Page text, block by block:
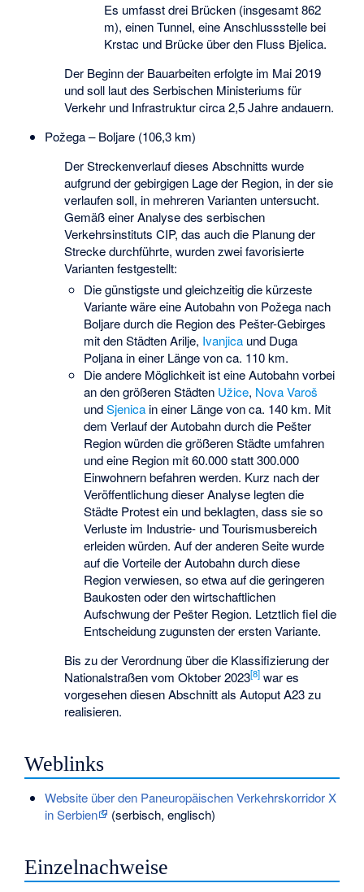
Es umfasst drei Brücken (insgesamt 862
m), einen Tunnel, eine Anschlussstelle bei
Krstacund Brücke über den Fluss Bjelica.
Der Beginn der Bauarbeiten erfolgte im Mai 2019
und soll laut des Serbischen Ministeriums für
Verkehr und Infrastruktur circa 2,5 Jahre andauern.
Požega –Boljare(106,3 km)
Der Streckenverlauf dieses Abschnitts wurde
aufgrund der gebirgigen Lage der Region, in der sie
verlaufen soll, in mehreren Varianten untersucht.
Gemäß einer Analyse des serbischen
Verkehrsinstituts CIP, das auch die Planung der
Strecke durchführte, wurden zwei favorisierte
Varianten festgestellt:
Die günstigste und gleichzeitig die kürzeste
Variante wäre eine Autobahn von Požega nach
Boljare durch die Region des Pešter-Gebirges
mit den StädtenArilje, Ivanjica und Duga
Poljana in einer Länge von ca. 110 km.
Die andere Möglichkeit ist eine Autobahn vorbei
an den größeren Städten Užice, Nova Varoš
undSjenica in einer Länge von ca. 140 km. Mit
dem Verlauf der Autobahn durch die Pešter
Region würden die größeren Städte umfahren
und eine Region mit 60.000 statt 300.000
Einwohnern befahren werden. Kurz nach der
Veröffentlichung dieser Analyse legten die
Städte Protest ein und beklagten, dass sie so
Verluste im Industrie- und Tourismusbereich
erleiden würden. Auf der anderen Seite wurde
auf die Vorteile der Autobahn durch diese
Region verwiesen, so etwa auf die geringeren
Baukosten oder den wirtschaftlichen
Aufschwung der Pešter Region. Letztlich fiel die
Entscheidung zugunsten der ersten Variante.
Bis zu der Verordnung über die Klassifizierung der
Nationalstraßen vom Oktober 2023[8] war es
vorgesehen diesen Abschnitt alsAutoput A23zu
realisieren.
Weblinks
Website über den Paneuropäischen Verkehrskorridor X
in Serbien
(serbisch, englisch)
Einzelnachweise